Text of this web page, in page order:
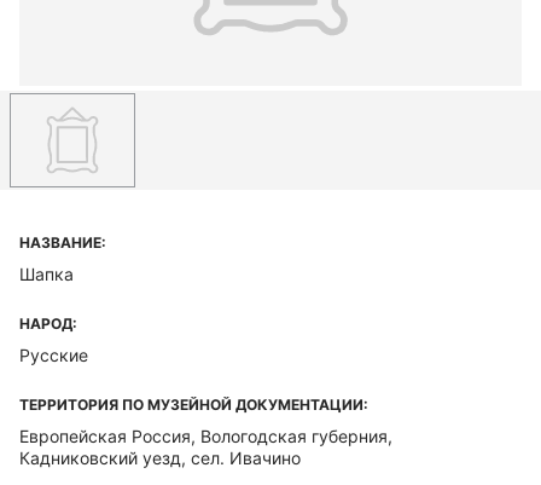
НАЗВАНИЕ:
Шапка
НАРОД:
Русские
ТЕРРИТОРИЯ ПО МУЗЕЙНОЙ ДОКУМЕНТАЦИИ:
Европейская Россия, Вологодская губерния,
Кадниковский уезд, сел. Ивачино